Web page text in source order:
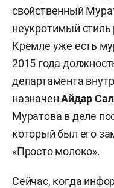
свойственный
неукротимый стиль
Кремле уже есть
2015 года
департамента
назначенАйдар
Муратова в деле
который был его
«Просто молоко».
Сейчас, когда